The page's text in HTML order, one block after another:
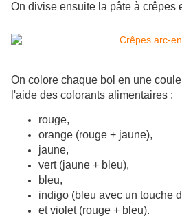
On divise ensuite la pâte à crêpes
On colore chaque bol en une
l'aide des colorants alimentaires :
rouge,
orange (rouge + jaune),
jaune,
vert (jaune + bleu),
bleu,
indigo (bleu avec un touche
et violet (rouge + bleu).